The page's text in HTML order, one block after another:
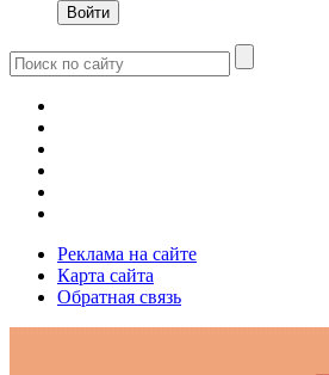
Реклама на сайте
Карта сайта
Обратная связь